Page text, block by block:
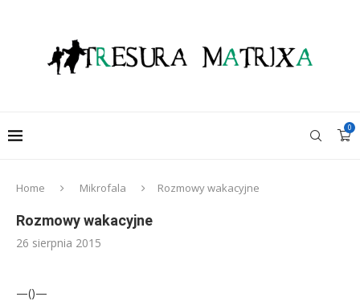
0
Home Mikrofala Rozmowy wakacyjne
Rozmowy wakacyjne
26 sierpnia 2015
—()—